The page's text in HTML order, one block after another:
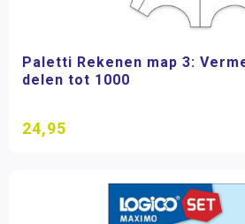
Paletti Rekenen map 3:
delen tot 1000
24,95